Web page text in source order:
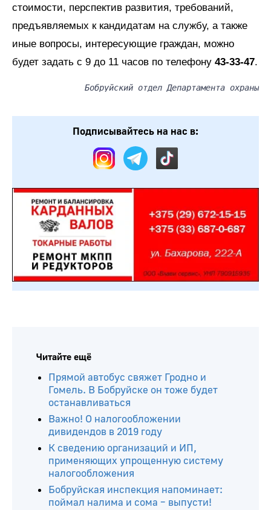
стоимости, перспектив развития, требований,
предъявляемых к кандидатам на службу, а также
иные вопросы, интересующие граждан, можно
будет задать с 9 до 11 часов по телефону 43-33-47.
Бобруйский отдел Департамента охраны
Подписывайтесь на нас в:
Читайте ещё
Прямой автобус свяжет Гродно и
Гомель. В Бобруйске он тоже будет
останавливаться
Важно! О налогообложении
дивидендов в 2019 году
К сведению организаций и ИП,
применяющих упрощенную систему
налогообложения
Бобруйская инспекция напоминает:
поймал налима и сома – выпусти!